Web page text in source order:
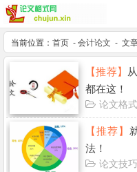
当前位置： 首页 -会计论文 - 文
【推荐】
都在这！
论文格式
【推荐】
法！
论文技巧